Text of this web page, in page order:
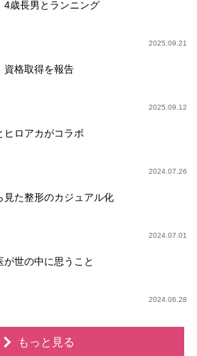
4歳長男とランニング
2025.09.21
資格取得を報告
2025.09.12
ヒロアカがコラボ
2024.07.26
見た整形のカジュアル化
2024.07.01
が世の中に思うこと
2024.06.28
もっと見る